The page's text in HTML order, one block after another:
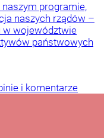
programie,
naszych rządów –
w województwie
państwowych
i komentarze